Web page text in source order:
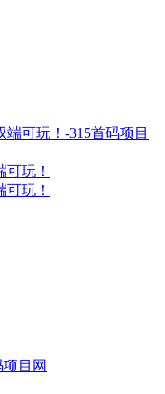
玩！
玩！